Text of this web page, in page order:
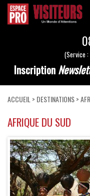
(Service
Inscription
ACCUEIL > DESTINATIONS>
AFRIQUE DU SUD